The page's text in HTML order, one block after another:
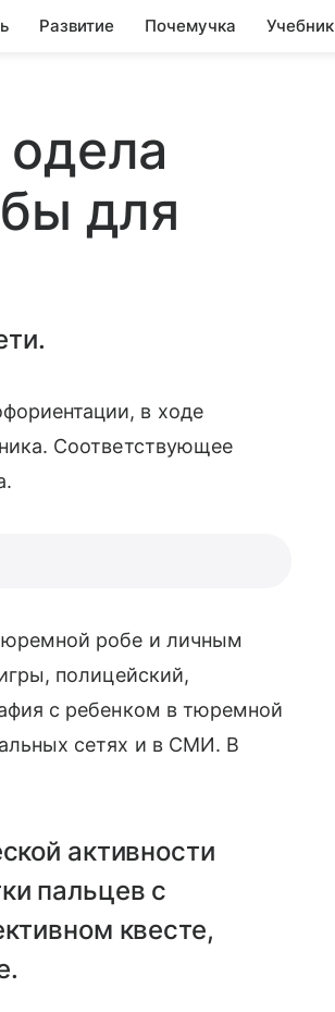
Развитие Почемучка Учебник
для
в ходе
Соответствующее
робе и личным
полицейский,
с ребенком в тюремной
сетях и в СМИ. В
активности
пальцев с
квесте,